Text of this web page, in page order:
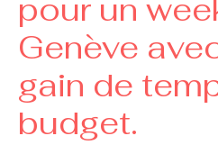
pour un
Genève
gain de
budget.